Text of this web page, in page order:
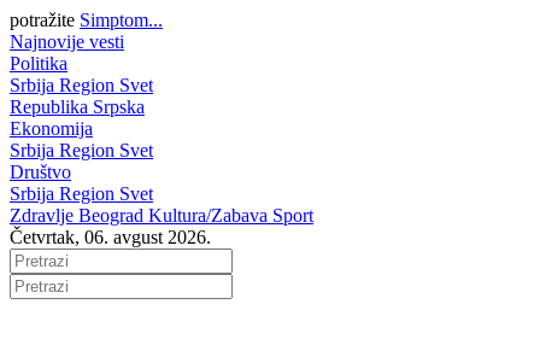
potražite Simptom...
Najnovije vesti
Politika
Srbija Region Svet
Republika Srpska
Ekonomija
Srbija Region Svet
Društvo
Srbija Region Svet
Zdravlje Beograd Kultura/Zabava Sport
Četvrtak, 06. avgust 2026.